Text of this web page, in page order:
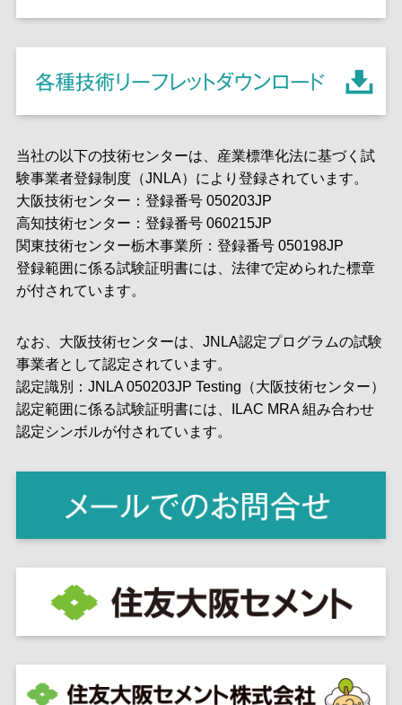
当社の以下の技術センターは、産業標準化法に基づく試
験事業者登録制度（JNLA）により登録されています。
大阪技術センター：登録番号 050203JP
高知技術センター：登録番号 060215JP
関東技術センター栃木事業所：登録番号 050198JP
登録範囲に係る試験証明書には、法律で定められた標章
が付されています。
なお、大阪技術センターは、JNLA認定プログラムの試験
事業者として認定されています。
認定識別：JNLA 050203JP Testing（大阪技術センター）
認定範囲に係る試験証明書には、ILAC MRA 組み合わせ
認定シンボルが付されています。